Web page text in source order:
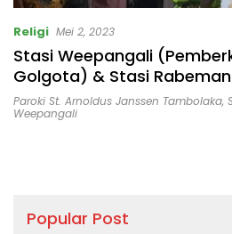
Religi Mei 2, 2023
Stasi Weepangali
Golgota) & Stasi
Bangun Gereja
Paroki St. Arnoldus Janssen Tambolaka,
Weepangali
Popular Post